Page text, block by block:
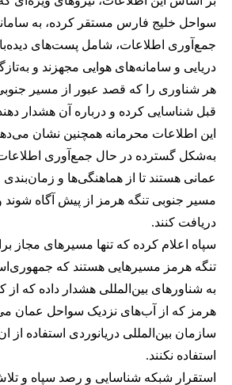
سواحل خلیج فارس مستقر کرده، به
جمع‌آوری اطلاعات، شامل پست‌های
دریایی و سامانه‌های هوایی مجهزند و
هر شناوری را که قصد عبور از مسیر جنوبی
قبل شناسایی کرده و درباره آن هشدار
این اطلاعات محرمانه همچنین نشان
به‌شکل گسترده در حال جمع‌آوری اطلاعات
عمانی هستند تا از هماهنگی‌ها و
مسیر جنوبی تنگه هرمز از پیش آگاه شوند
دریافت کنند.
سپاه اعلام کرده که تنها مسیرهای مجاز
تنگه هرمز مسیرهایی هستند که
به شناورهای بین‌المللی هشدار داده که از
هرمز که از آب‌های نزدیک سواحل عمان
سازمان بین‌المللی دریانوردی استفاده از
استفاده نکنند.
استقرار شبکه شناسایی و رصد سپاه و